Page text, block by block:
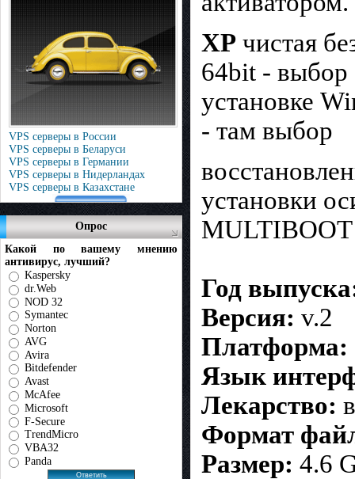
VPS серверы в России
VPS серверы в Беларуси
VPS серверы в Германии
VPS серверы в Нидерландах
VPS серверы в Казахстане
Опрос
Какой по вашему мнению
антивирус, лучший?
Kaspersky
dr.Web
NOD 32
Symantec
Norton
AVG
Avira
Bitdefender
Avast
McAfee
Microsoft
F-Secure
TrendMicro
VBA32
Panda
ХР чистая
64bit - выбор
установке
- там выбор
установки
Год
Версия: v.2
Платформа:
Язык
Лекарство:
Формат
Размер: 4.6